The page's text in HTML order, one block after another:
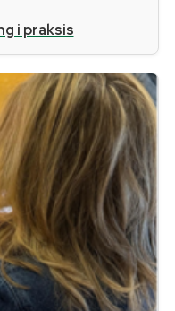
i praksis